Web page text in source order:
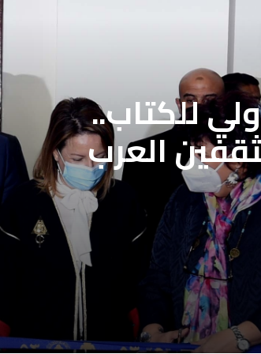
للكتاب..
العرب
فتح باب
بنقابة